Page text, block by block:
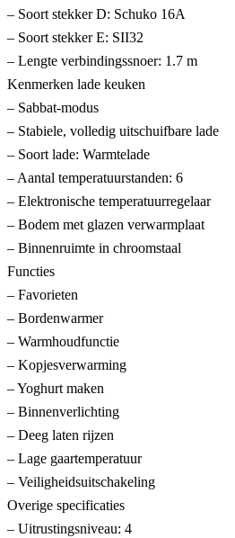
– Soort stekker D: Schuko 16A
– Soort stekker E: SII32
– Lengte verbindingssnoer: 1.7 m
Kenmerken lade keuken
– Sabbat-modus
– Stabiele, volledig uitschuifbare lade
– Soort lade: Warmtelade
– Aantal temperatuurstanden: 6
– Elektronische temperatuurregelaar
– Bodem met glazen verwarmplaat
– Binnenruimte in chroomstaal
Functies
– Favorieten
– Bordenwarmer
– Warmhoudfunctie
– Kopjesverwarming
– Yoghurt maken
– Binnenverlichting
– Deeg laten rijzen
– Lage gaartemperatuur
– Veiligheidsuitschakeling
Overige specificaties
– Uitrustingsniveau: 4